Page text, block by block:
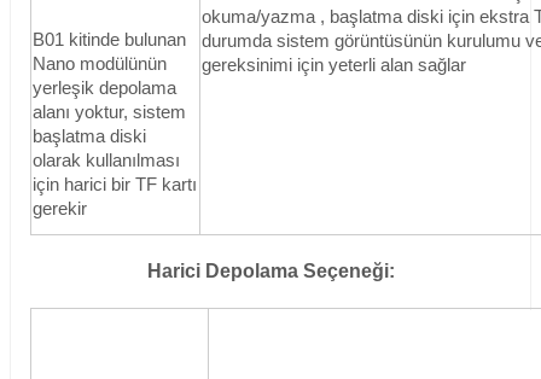
B01 kitinde bulunan
Nano modülünün
yerleşik depolama
alanı yoktur, sistem
başlatma diski
olarak kullanılması
için harici bir TF kartı
gerekir
okuma/yazma , başlatma diski için ekstra
durumda sistem görüntüsünün kurulumu
gereksinimi için yeterli alan sağlar
Harici Depolama Seçeneği: